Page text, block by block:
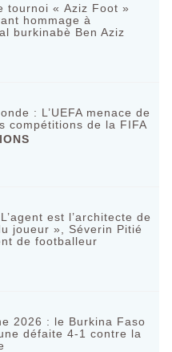
tournoi « Aziz Foot »
hommage à
burkinabè Ben Aziz
: L’UEFA menace de
compétitions de la FIFA
est l’architecte de
joueur », Séverin Pitié
de footballeur
2026 : le Burkina Faso
défaite 4-1 contre la